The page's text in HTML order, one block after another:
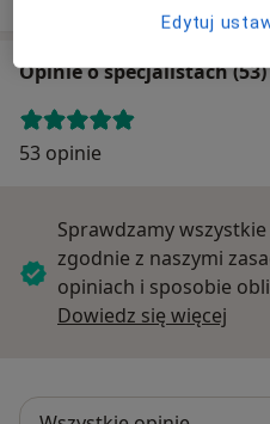
Opinie o specjalistach (53)
53 opinie
Sprawdzamy
zgodnie z naszymi
opiniach i sposobie
Dowiedz się więcej
Edytuj